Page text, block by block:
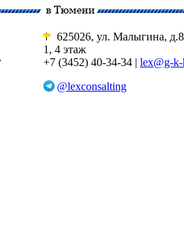
625026, ул. Малыгина,
1, 4 этаж
+7 (3452) 40-34-34 | lex@g-
@lexconsalting